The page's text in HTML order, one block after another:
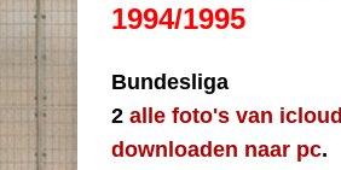
1994/1995
Bundesliga
2 alle foto's van icloud
downloaden naar pc.